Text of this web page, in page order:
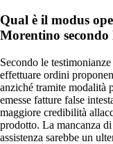
Qual è il modus
Morentino secondo
Secondo le
effettuare ordini
anziché tramite modalità
emesse fatture false
maggiore credibilità
prodotto. La mancanza
assistenza sarebbe un